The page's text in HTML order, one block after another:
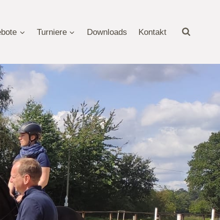
Turniere Downloads Kontakt